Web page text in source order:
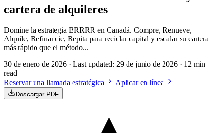
cartera de alquileres
Domine la estrategia BRRRR en Canadá. Compre, Renueve,
Alquile, Refinancie, Repita para reciclar capital y escalar su cartera
más rápido que el método...
30 de enero de 2026 · Last updated: 29 de junio de 2026 · 12 min
read
Reservar una llamada estratégica
Aplicar en línea
Descargar PDF